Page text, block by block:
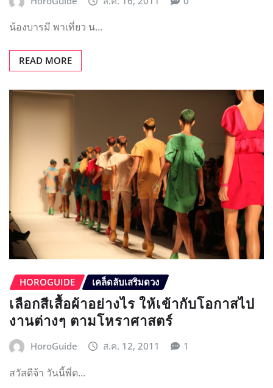
น้องบารมี พาเที่ยว น…
READ MORE
HOROGUIDE เคล็ดลับเสริมดวง
เลือกสีเสื้อผ้าอย่างไร ให้เข้ากับโอกาสไป
งานต่างๆ ตามโหราศาสตร์
HoroGuide ส.ค. 12, 2011 1
สวัสดีจ้า วันนี้พี่ด…